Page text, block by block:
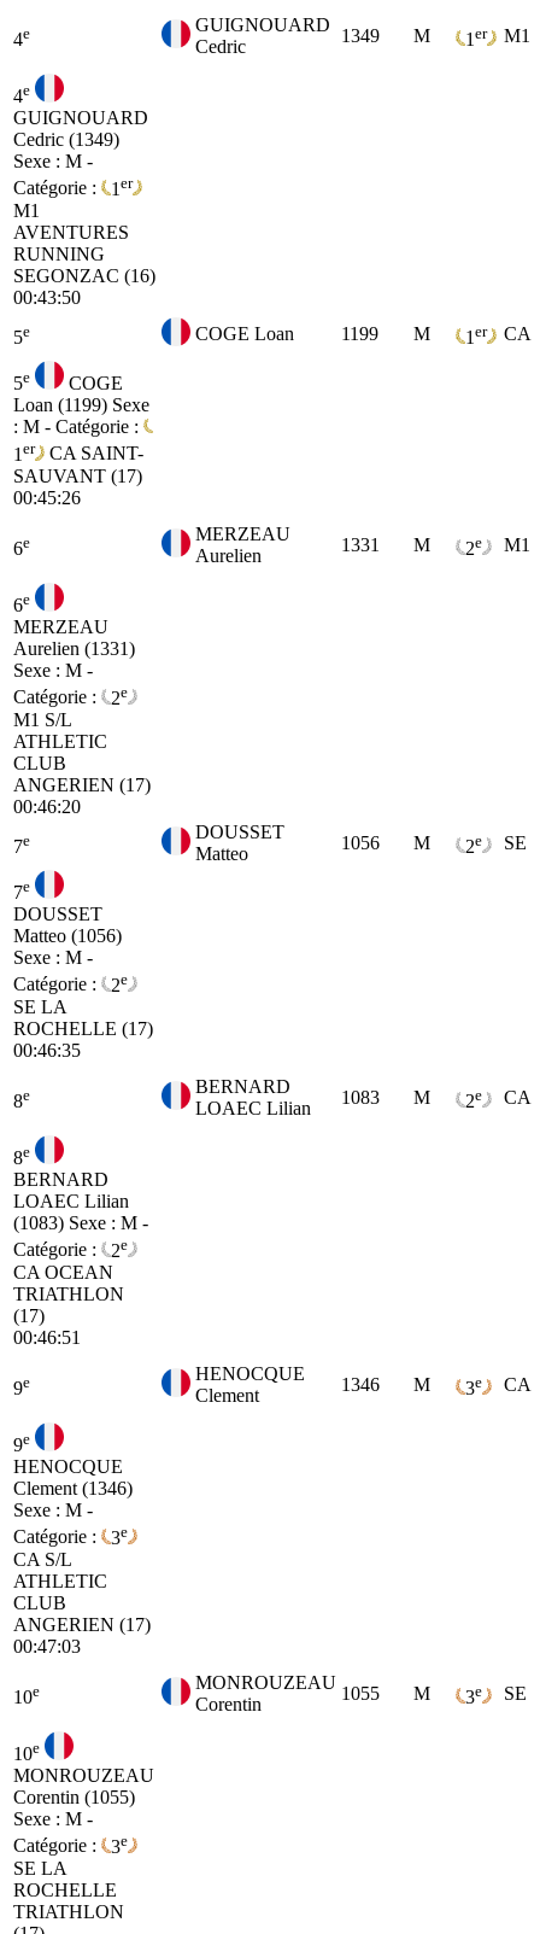
4e
GUIGNOUARD
Cedric
1349 M 1 er M1
4e
GUIGNOUARD
Cedric (1349)
Sexe : M -
Catégorie :
1 er
M1
AVENTURES
RUNNING
SEGONZAC (16)
00:43:50
5e COGE Loan 1199 M 1 er CA
5e
COGE
Loan (1199) Sexe
: M - Catégorie :
1 er CA SAINT-
SAUVANT (17)
00:45:26
6e
MERZEAU
Aurelien
1331 M 2e M1
6e
MERZEAU
Aurelien (1331)
Sexe : M -
Catégorie :
2e
M1 S/L
ATHLETIC
CLUB
ANGERIEN (17)
00:46:20
7e
DOUSSET
Matteo
1056 M 2e SE
7e
DOUSSET
Matteo (1056)
Sexe : M -
Catégorie :
2e
SE LA
ROCHELLE (17)
00:46:35
8e
BERNARD
LOAEC Lilian
1083 M 2e CA
8e
BERNARD
LOAEC Lilian
(1083) Sexe : M -
Catégorie :
2e
CA OCEAN
TRIATHLON
(17)
00:46:51
9e
HENOCQUE
Clement
1346 M 3e CA
9e
HENOCQUE
Clement (1346)
Sexe : M -
Catégorie :
3e
CA S/L
ATHLETIC
CLUB
ANGERIEN (17)
00:47:03
10e
MONROUZEAU
Corentin
1055 M 3e SE
10e
MONROUZEAU
Corentin (1055)
Sexe : M -
Catégorie :
3e
SE LA
ROCHELLE
TRIATHLON